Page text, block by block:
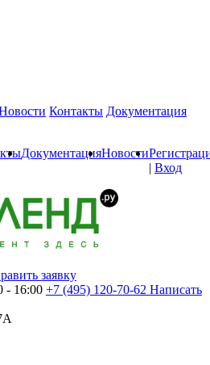
Контакты Документация
ДокументацияНовости
| Вход
заявку
- 16:00 +7 (495) 120-70-62 Написать